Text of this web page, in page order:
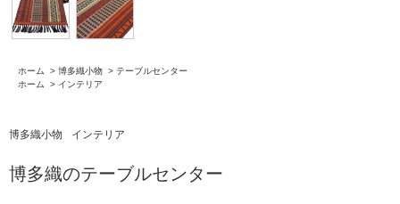
ホーム > 博多織小物 > テーブルセンター
ホーム
> インテリア
博多織小物 インテリア
博多織のテーブルセンター